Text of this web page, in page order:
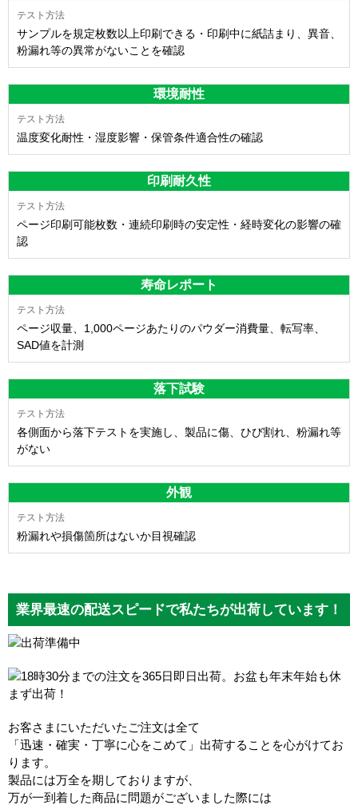
サンプルを規定枚数以上印刷できる・印刷中に紙詰まり、異音、
粉漏れ等の異常がないことを確認
環境耐性
温度変化耐性・湿度影響・保管条件適合性の確認
印刷耐久性
ページ印刷可能枚数・連続印刷時の安定性・経時変化の影響の確
認
寿命レポート
ページ収量、1,000ページあたりのパウダー消費量、転写率、
SAD値を計測
落下試験
各側面から落下テストを実施し、製品に傷、ひび割れ、粉漏れ等
がない
外観
粉漏れや損傷箇所はないか目視確認
業界最速の配送スピードで私たちが出荷しています！
お客さまにいただいたご注文は全て
「迅速・確実・丁寧に心をこめて」出荷することを心がけてお
ります。
製品には万全を期しておりますが、
万が一到着した商品に問題がございました際には